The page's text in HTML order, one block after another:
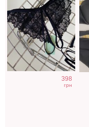
398
грн
Нарядная
накидка на руки